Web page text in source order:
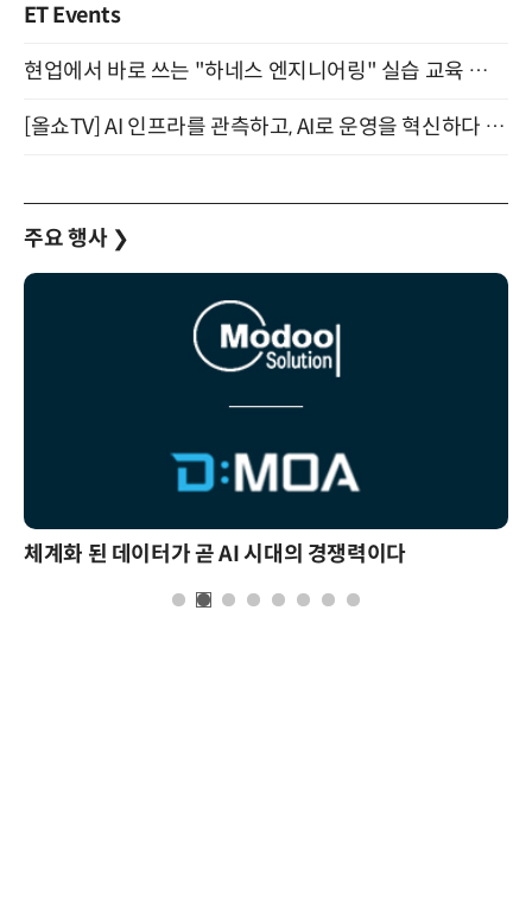
ET Events
현업에서 바로 쓰는 "하네스 엔지니어링" 실습 교육 워크숍 8월 20일 개최
[올쇼TV] AI 인프라를 관측하고, AI로 운영을 혁신하다 (8월 11일 생방송)
주요 행사 ❯
체계화 된 데이터가 곧 AI 시대의 경쟁력이다